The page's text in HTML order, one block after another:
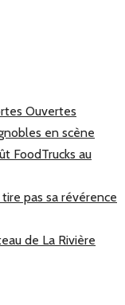
Ouvertes
en scène
FoodTrucks au
pas sa révérence
de La Rivière